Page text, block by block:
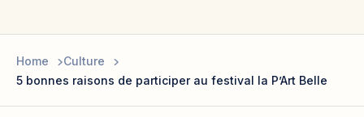
Home
Culture
5 bonnes raisons de participer au festival la P’Art Belle